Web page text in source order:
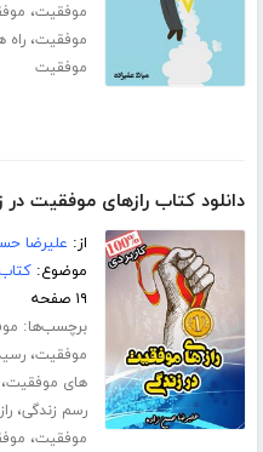
موفقیت،
موفقیت،
موفقیت
دانلود کتاب رازهای موفقیت در
از: علیرضا
موضوع:
۱۹ صفحه
برچسب‌ها:
موفقیت،
های موفقیت،
رسم زندگی،
موفقیت،